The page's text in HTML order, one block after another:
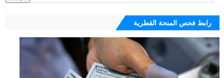
رابط فحص المنحة القطرية